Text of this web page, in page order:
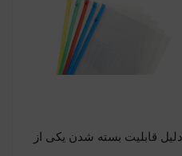
قابلیت بسته شدن یکی از